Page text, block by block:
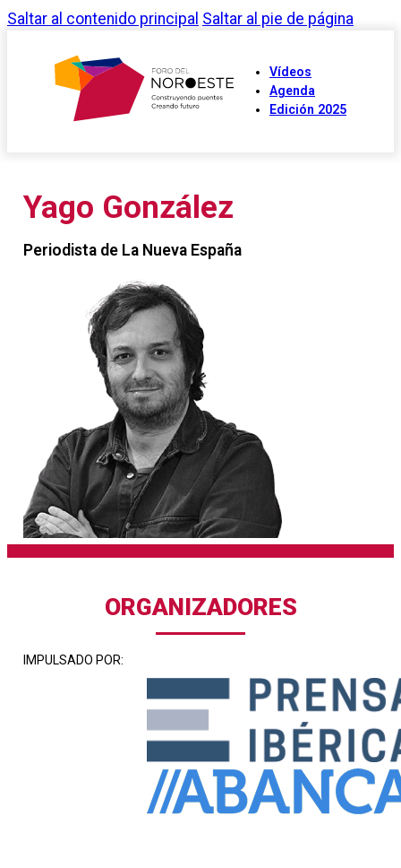
Saltar al contenido principal Saltar al pie de página
Vídeos
Agenda
Edición 2025
Yago González
Periodista de La Nueva España
ORGANIZADORES
IMPULSADO POR: